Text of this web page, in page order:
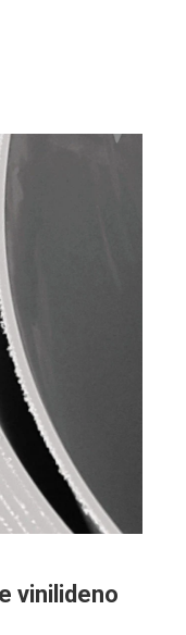
vinilideno